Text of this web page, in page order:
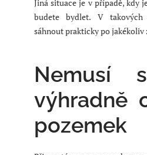
Jiná situace je v případě, kdy
budete bydlet. V
sáhnout prakticky po jakékoliv
Nemusí
výhradně
pozemek